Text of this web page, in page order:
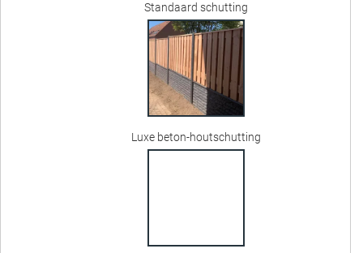
Standaard schutting
Luxe beton-houtschutting